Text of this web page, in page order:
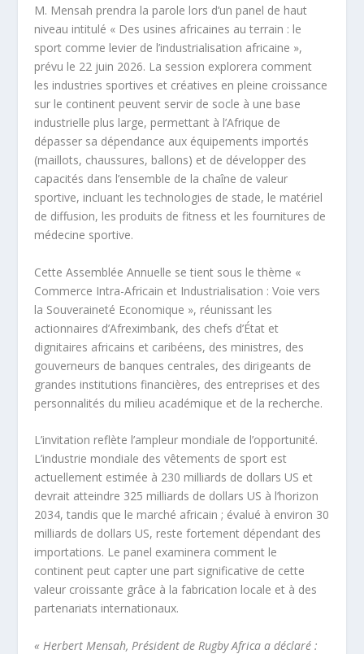
M. Mensah prendra la parole lors d’un panel de haut
niveau intitulé « Des usines africaines au terrain : le
sport comme levier de l’industrialisation africaine »,
prévu le 22 juin 2026. La session explorera comment
les industries sportives et créatives en pleine croissance
sur le continent peuvent servir de socle à une base
industrielle plus large, permettant à l’Afrique de
dépasser sa dépendance aux équipements importés
(maillots, chaussures, ballons) et de développer des
capacités dans l’ensemble de la chaîne de valeur
sportive, incluant les technologies de stade, le matériel
de diffusion, les produits de fitness et les fournitures de
médecine sportive.
Cette Assemblée Annuelle se tient sous le thème «
Commerce Intra-Africain et Industrialisation : Voie vers
la Souveraineté Economique », réunissant les
actionnaires d’Afreximbank, des chefs d’État et
dignitaires africains et caribéens, des ministres, des
gouverneurs de banques centrales, des dirigeants de
grandes institutions financières, des entreprises et des
personnalités du milieu académique et de la recherche.
L’invitation reflète l’ampleur mondiale de l’opportunité.
L’industrie mondiale des vêtements de sport est
actuellement estimée à 230 milliards de dollars US et
devrait atteindre 325 milliards de dollars US à l’horizon
2034, tandis que le marché africain ; évalué à environ 30
milliards de dollars US, reste fortement dépendant des
importations. Le panel examinera comment le
continent peut capter une part significative de cette
valeur croissante grâce à la fabrication locale et à des
partenariats internationaux.
« Herbert Mensah, Président de Rugby Africa a déclaré :